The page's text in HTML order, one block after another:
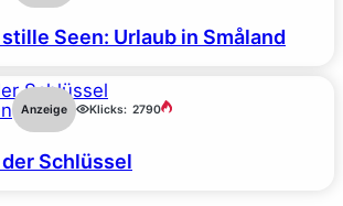
Seen: Urlaub in Småland
Anzeige Klicks: 2790
Schlüssel